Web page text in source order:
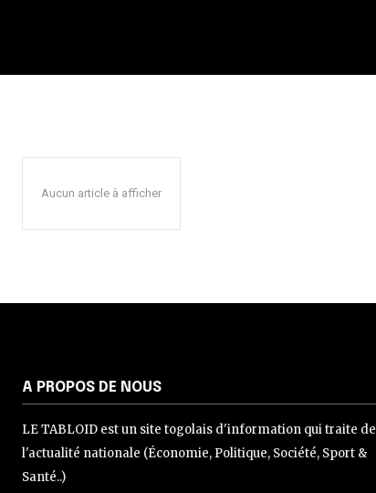
Aucun article à afficher
A PROPOS DE NOUS
LE TABLOID est un site togolais d'information qui traite de
l'actualité nationale (Économie, Politique, Société, Sport &
Santé..)